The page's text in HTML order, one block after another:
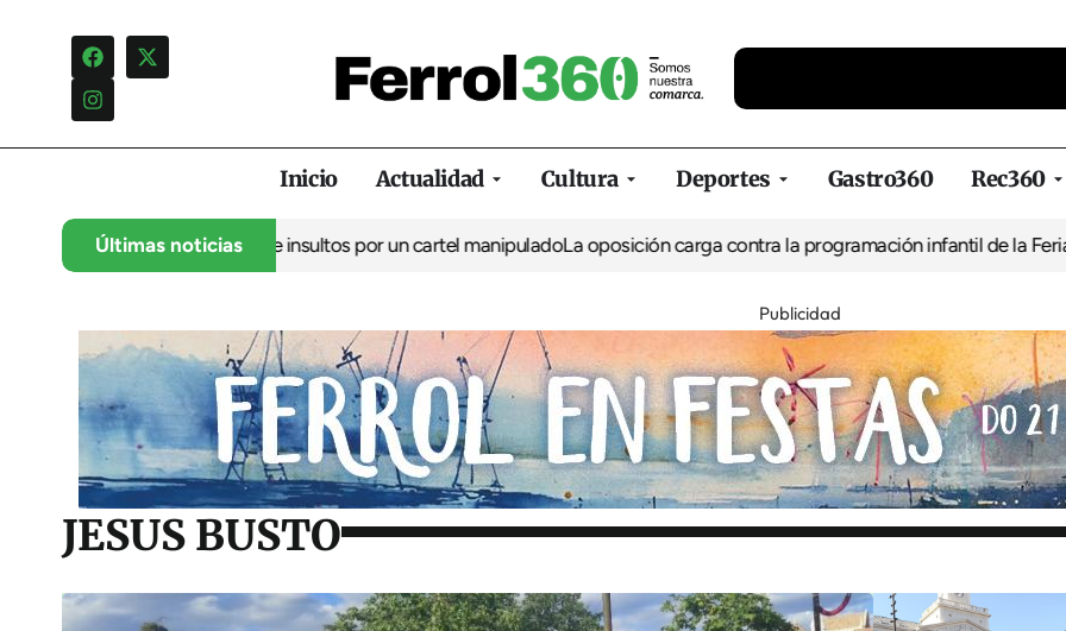
Inicio Actualidad Cultura Deportes Gastro360 Rec360
Últimas noticias
una campaña de insultos por un cartel manipulado La oposición carga contra la programación infantil de la Feria de la
Publicidad
JESUS BUSTO